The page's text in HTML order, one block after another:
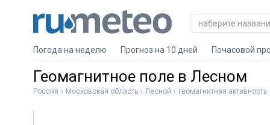
Погода на неделю Прогноз на 10 дней Почасовой
Геомагнитное поле в Лесном
Россия Московская область Лесной геомагнитная активность